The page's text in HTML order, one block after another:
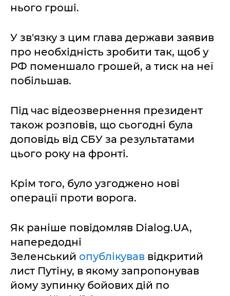
нього гроші.
У зв'язку з цим глава держави заявив
про необхідність зробити так, щоб у
РФ поменшало грошей, а тиск на неї
побільшав.
Під час відеозвернення президент
також розповів, що сьогодні була
доповідь від СБУ за результатами
цього року на фронті.
Крім того, було узгоджено нові
операції проти ворога.
Як раніше повідомляв Dialog.UA,
напередодні
Зеленський опублікував відкритий
лист Путіну, в якому запропонував
йому зупинку бойових дій по